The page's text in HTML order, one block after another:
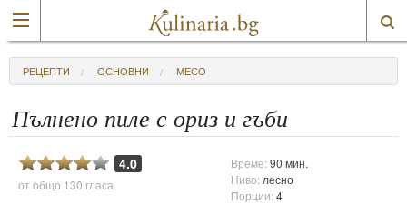
РЕЦЕПТИ ОСНОВНИ МЕСО
Пълнено пиле с ориз и гъби
4.0
от общо 130 гласа
Време:90 мин.
Ниво: лесно
Порции:4